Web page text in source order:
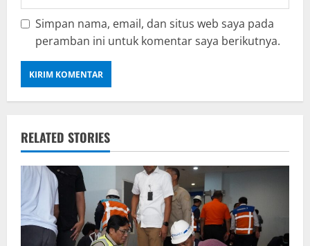
Simpan nama, email, dan situs web saya pada
peramban ini untuk komentar saya berikutnya.
RELATED STORIES